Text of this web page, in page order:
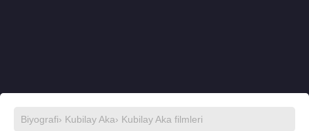
Biyografi› Kubilay Aka› Kubilay Aka filmleri